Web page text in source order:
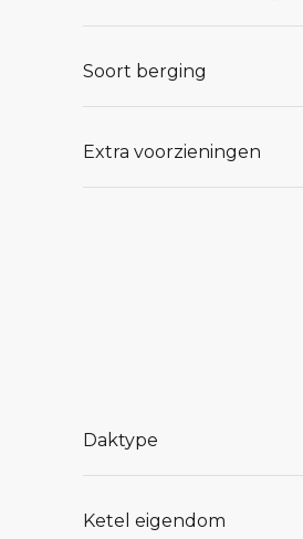
Soort berging
Extra voorzieningen
Daktype
Ketel eigendom